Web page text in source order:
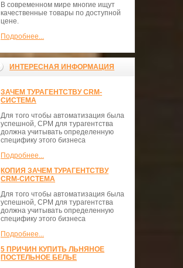
В современном мире многие ищут
качественные товары по доступной
цене.
Подробнее...
ИНТЕРЕСНАЯ ИНФОРМАЦИЯ
ЗАЧЕМ ТУРАГЕНТСТВУ CRM-
СИСТЕМА
Для того чтобы автоматизация была
успешной, СРМ для турагентства
должна учитывать определенную
специфику этого бизнеса
Подробнее...
КОПИЯ ЗАЧЕМ ТУРАГЕНТСТВУ
CRM-СИСТЕМА
Для того чтобы автоматизация была
успешной, СРМ для турагентства
должна учитывать определенную
специфику этого бизнеса
Подробнее...
5 ПРИЧИН КУПИТЬ ЛЬНЯНОЕ
ПОСТЕЛЬНОЕ БЕЛЬЕ